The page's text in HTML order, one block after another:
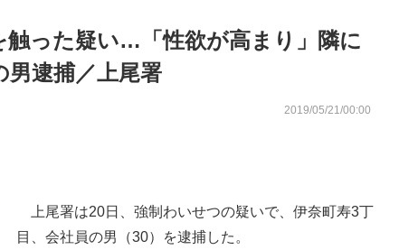
触った疑い…「性欲が高まり」隣に
逮捕／上尾署
2019/05/21/00:00
上尾署は20日、強制わいせつの疑いで、伊奈町寿3丁
目、会社員の男（30）を逮捕した。